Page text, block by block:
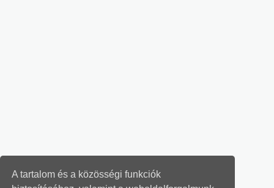
A tartalom és a közösségi funkciók